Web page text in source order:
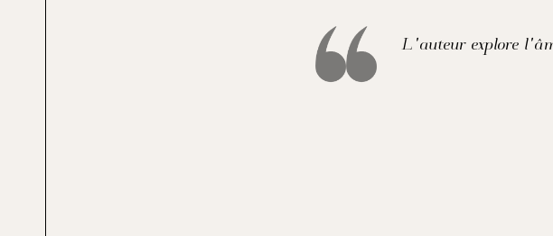
L'auteur explore